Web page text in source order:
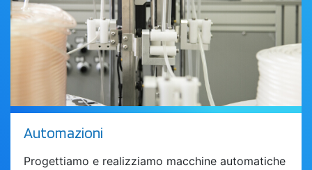
Automazioni
Progettiamo e realizziamo macchine automatiche